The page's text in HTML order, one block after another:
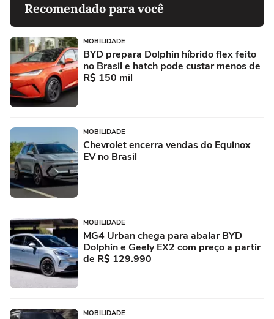
Recomendado para você
MOBILIDADE
BYD prepara Dolphin híbrido flex feito
no Brasil e hatch pode custar menos de
R$ 150 mil
MOBILIDADE
Chevrolet encerra vendas do Equinox
EV no Brasil
MOBILIDADE
MG4 Urban chega para abalar BYD
Dolphin e Geely EX2 com preço a partir
de R$ 129.990
MOBILIDADE